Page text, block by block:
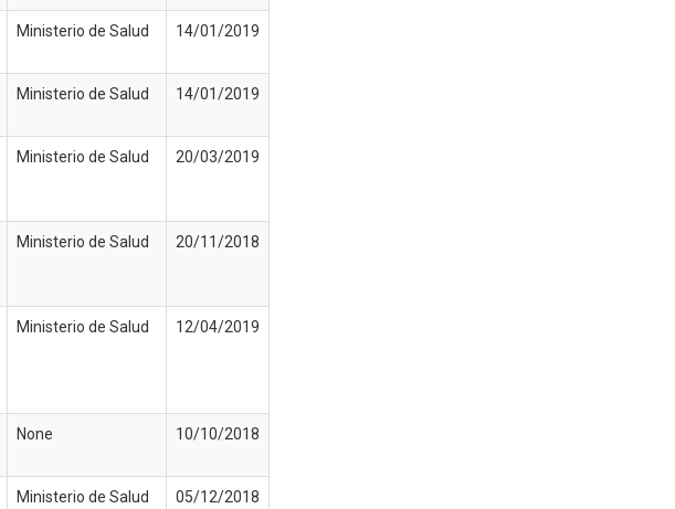
Ministerio de Salud 14/01/2019
Ministerio de Salud 14/01/2019
Ministerio de Salud 20/03/2019
Ministerio de Salud 20/11/2018
Ministerio de Salud 12/04/2019
None 10/10/2018
Ministerio de Salud 05/12/2018